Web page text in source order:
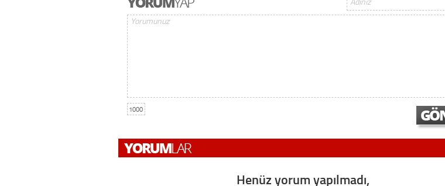
1000
Henüz yorum yapılmadı,